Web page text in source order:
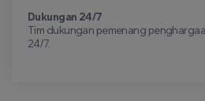
Dukungan 24/7
Tim dukungan pemenang
24/7.